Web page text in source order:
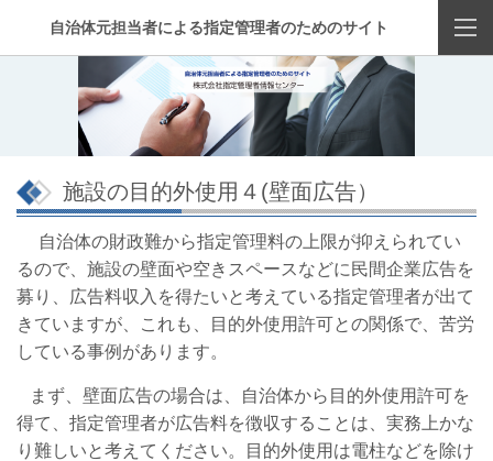
自治体元担当者による指定管理者のためのサイト
施設の目的外使用４(壁面広告）
自治体の財政難から指定管理料の上限が抑えられてい
るので、施設の壁面や空きスペースなどに民間企業広告を
募り、広告料収入を得たいと考えている指定管理者が出て
きていますが、これも、目的外使用許可との関係で、苦労
している事例があります。
まず、壁面広告の場合は、自治体から目的外使用許可を
得て、指定管理者が広告料を徴収することは、実務上かな
り難しいと考えてください。目的外使用は電柱などを除け